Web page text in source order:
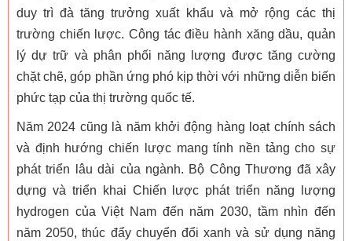
duy trì đà tăng trưởng xuất khẩu và mở rộng các thị
trường chiến lược. Công tác điều hành xăng dầu, quản
lý dự trữ và phân phối năng lượng được tăng cường
chặt chẽ, góp phần ứng phó kịp thời với những diễn biến
phức tạp của thị trường quốc tế.
Năm 2024 cũng là năm khởi động hàng loạt chính sách
và định hướng chiến lược mang tính nền tảng cho sự
phát triển lâu dài của ngành. Bộ Công Thương đã xây
dựng và triển khai Chiến lược phát triển năng lượng
hydrogen của Việt Nam đến năm 2030, tầm nhìn đến
năm 2050, thúc đẩy chuyển đổi xanh và sử dụng năng